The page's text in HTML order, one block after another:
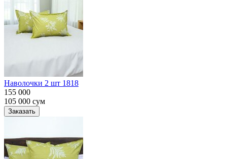
Наволочки 2 шт 1818
155 000
105 000 сум
Заказать